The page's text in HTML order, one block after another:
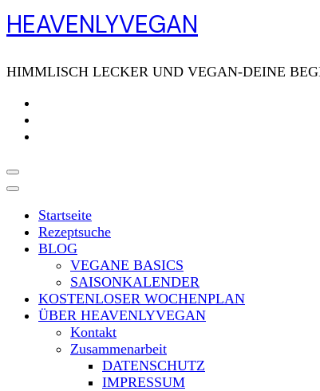
HEAVENLYVEGAN
HIMMLISCH LECKER UND VEGAN-DEINE
Startseite
Rezeptsuche
BLOG
VEGANE BASICS
SAISONKALENDER
KOSTENLOSER WOCHENPLAN
ÜBER HEAVENLYVEGAN
Kontakt
Zusammenarbeit
DATENSCHUTZ
IMPRESSUM